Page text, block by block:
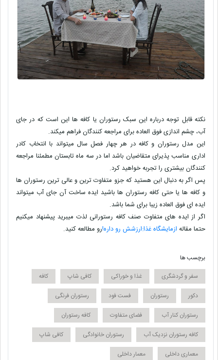
نکته قابل توجه درباره این سبک رستوران یا کافه ها این است که در جای
آب، چشم اندازی فوق العاده برای مراجعه کنندگان فراهم میکند.
این مدل رستوران و کافه در هر چهار فصل سال میتواند با انتخاب کادر
اداری مناسب پذیرای متقاضیان باشد اما در سه ماه تابستان مطمئنا مراجعه
کنندگان بیشتری را تجربه خواهید کرد.
پس اگر به دنبال این هستید که جزو متفاوت ترین و عالی ترین رستوران ها
و کافه ها یا حتی کافه رستوران ها باشید ایده ساخت آن جای آب میتواند
ایده ای فوق العاده زیبا برای شما باشد.
اگر از ایده های متفاوت صنف کافه رستورانی لذت میبرید پیشنهاد میکنیم
حتما مقاله ازمایشگاه غذا:ارزشش رو داره!رو مطالعه کنید.
برچسب ها
سفر و گردشگری
غذا و خوراکی کافی شاپ
کافه
دکور
رستوران فست فود
رستوران فرنگی
رستوران کنار آب
فضای متفاوت
کافه رستوران
کافه رستوران نزدیک آب
رستوران خانوادگی
کافی شاپ
معماری داخلی
معمار داخلی